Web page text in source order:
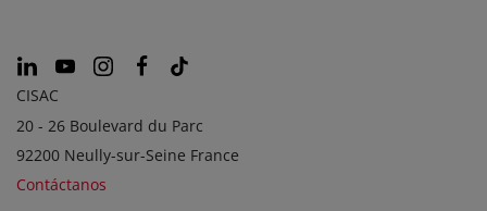
CISAC
20 - 26 Boulevard du Parc
92200 Neully-sur-Seine France
Contáctanos